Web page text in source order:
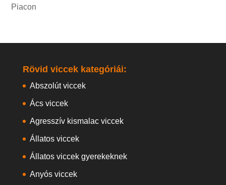
Piacon
Rövid viccek kategóriái:
Abszolút viccek
Ács viccek
Agresszív kismalac viccek
Állatos viccek
Állatos viccek gyerekeknek
Anyós viccek